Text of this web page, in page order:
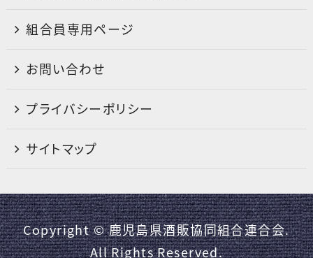
組合員専用ページ
お問い合わせ
プライバシーポリシー
サイトマップ
Copyright © 鹿児島県酒販協同組合連合会.
All Rights Reserved.